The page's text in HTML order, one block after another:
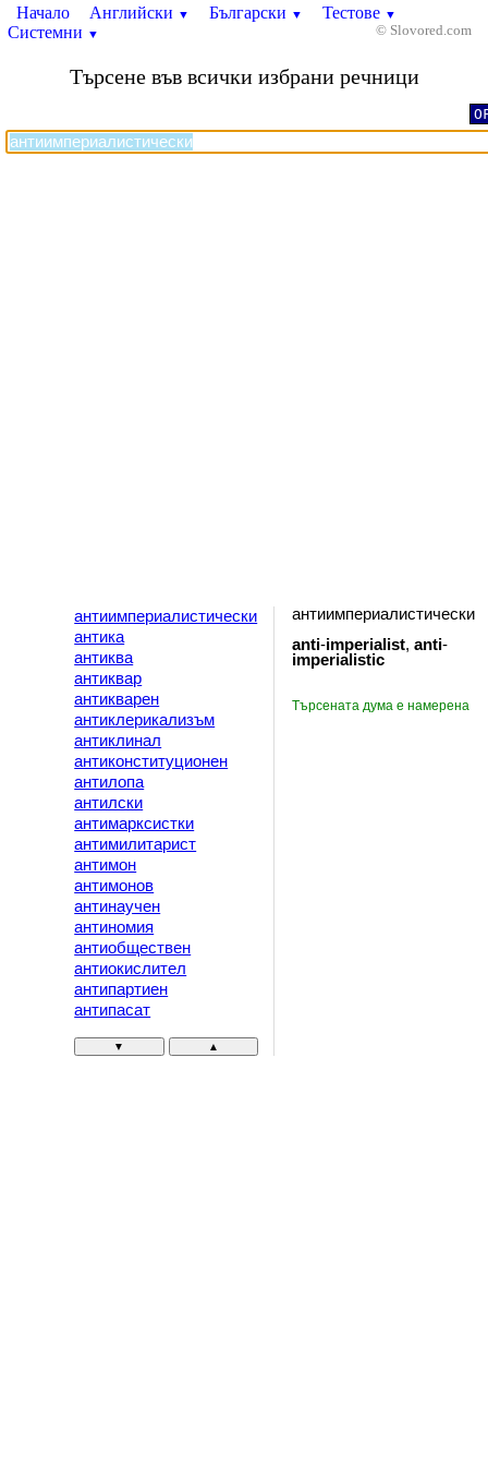
Начало Английски ▼ Български ▼ Тестове ▼
Системни ▼ © Slovored.com
Търсене във всички избрани речници
антиимпериалистически
антика
антиква
антиквар
антикварен
антиклерикализъм
антиклинал
антиконституционен
антилопа
антилски
антимарксистки
антимилитарист
антимон
антимонов
антинаучен
антиномия
антиобществен
антиокислител
антипартиен
антипасат
▼ ▲
антиимпериалистически
anti-imperialist,anti-
imperialistic
Търсената дума е намерена